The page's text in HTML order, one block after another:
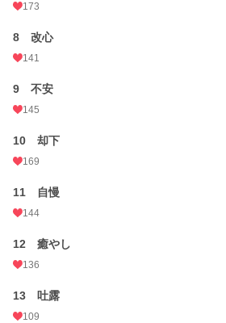
累計ポイント
173
8 改心
141
9 不安
145
10 却下
169
11 自慢
144
12 癒やし
136
13 吐露
109